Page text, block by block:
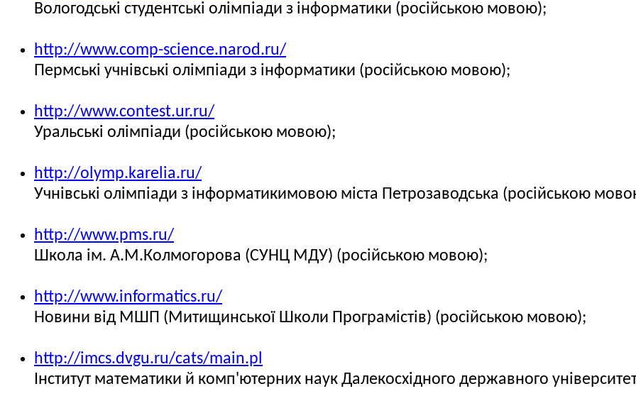
Вологодські студентські олімпіади з інформатики (російською мовою);
http://www.comp-science.narod.ru/
Пермські учнівські олімпіади з інформатики (російською мовою);
http://www.contest.ur.ru/
Уральські олімпіади (російською мовою);
http://olymp.karelia.ru/
Учнівські олімпіади з інформатикимовою міста Петрозаводська (російською
http://www.pms.ru/
Школа ім. А.М.Колмогорова (СУНЦ МДУ) (російською мовою);
http://www.informatics.ru/
Новини від МШП (Митищинської Школи Програмістів) (російською мовою);
http://imcs.dvgu.ru/cats/main.pl
Інститут математики й комп'ютерних наук Далекосхідного державного